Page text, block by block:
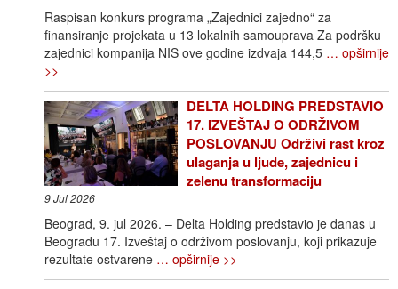
Raspisan konkurs programa „Zajednici zajedno“ za
finansiranje projekata u 13 lokalnih samouprava Za podršku
zajednici kompanija NIS ove godine izdvaja 144,5 … opširnije
>>
DELTA HOLDING PREDSTAVIO
17. IZVEŠTAJ O ODRŽIVOM
POSLOVANJU Održivi rast kroz
ulaganja u ljude, zajednicu i
zelenu transformaciju
9 Jul 2026
Beograd, 9. jul 2026. – Delta Holding predstavio je danas u
Beogradu 17. Izveštaj o održivom poslovanju, koji prikazuje
rezultate ostvarene … opširnije >>